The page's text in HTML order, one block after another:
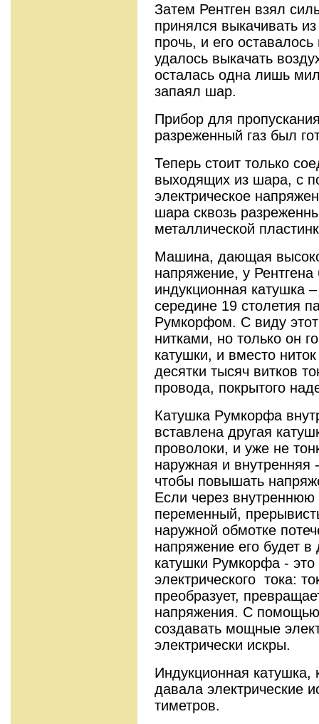
Затем Рентген взял
принялся выкачивать
прочь, и его
удалось выкачать
осталась одна лишь
запаял шар.
Прибор для
разреженный газ был
Теперь стоит только
выходящих из шара, с
электрическое
шара сквозь
металлической
Машина, дающая
напряжение, у
индукционная катушка
середине 19 столетия
Румкорфом. С виду
нитками, но только он
катушки, и вместо
десятки тысяч витков
провода, покрытого
Катушка Румкорфа
вставлена другая
проволоки, и уже не
наружная и внутренняя
чтобы повышать
Если через
переменный,
наружной обмотке
напряжение его будет
катушки Румкорфа - это
электрического тока:
преобразует,
напряжения. С
создавать мощные
электрически искры.
Индукционная катушка,
давала электрические
тиметров.